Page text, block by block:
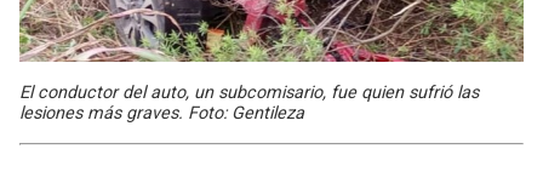
El conductor del auto, un subcomisario, fue quien sufrió las
lesiones más graves. Foto: Gentileza